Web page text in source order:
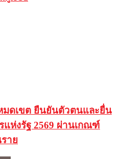
ดเขต ยืนยันตัวตนและยื่น
ห่งรัฐ 2569 ผ่านเกณฑ์
าย